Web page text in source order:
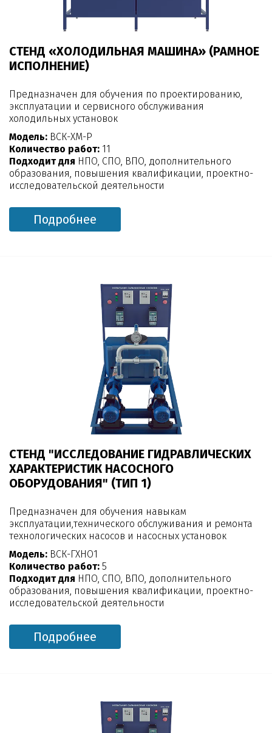
СТЕНД «ХОЛОДИЛЬНАЯ МАШИНА» (РАМНОЕ
ИСПОЛНЕНИЕ)
Предназначен для обучения по проектированию,
эксплуатации и сервисного обслуживания
холодильных установок
Модель: ВСК-ХМ-Р
Количество работ: 11
Подходит для НПО, СПО, ВПО, дополнительного
образования, повышения квалификации, проектно-
исследовательской деятельности
Подробнее
СТЕНД "ИССЛЕДОВАНИЕ ГИДРАВЛИЧЕСКИХ
ХАРАКТЕРИСТИК НАСОСНОГО
ОБОРУДОВАНИЯ" (ТИП 1)
Предназначен для обучения навыкам
эксплуатации,технического обслуживания и ремонта
технологических насосов и насосных установок
Модель: ВСК-ГХНО1
Количество работ: 5
Подходит для НПО, СПО, ВПО, дополнительного
образования, повышения квалификации, проектно-
исследовательской деятельности
Подробнее